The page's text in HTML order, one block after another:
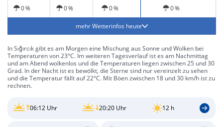
0 % 0 % 0 % 0 %
mehr Wetterinfos heute
In Sığırcık gibt es am Morgen eine Mischung aus Sonne und Wolken bei
Temperaturen von 23°C. Im weiteren Tagesverlauf ist es am Nachmittag
und am Abend wolkenlos und die Temperaturen liegen zwischen 25 und 30
Grad. In der Nacht ist es bewölkt, die Sterne sind nur vereinzelt zu sehen
und die Temperatur fällt auf 22°C. Mit Böen zwischen 18 und 30 km/h ist zu
rechnen.
06:12 Uhr 20:20 Uhr 12 h